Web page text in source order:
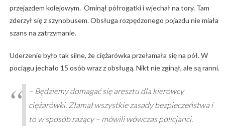
przejazdem kolejowym. Ominął półrogatki i wjechał na tory. Tam
zderzył się z szynobusem. Obsługa rozpędzonego pojazdu nie miała
szans na zatrzymanie.
Uderzenie było tak silne, że ciężarówka przełamała się na pół. W
pociągu jechało 15 osób wraz z obsługą. Nikt nie zginął, ale są ranni.
– Będziemy domagać się aresztu dla kierowcy
ciężarówki. Złamał wszystkie zasady bezpieczeństwa i
to w sposób rażący – mówili wówczas policjanci.